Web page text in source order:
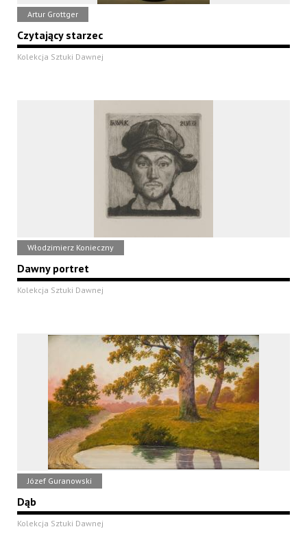
Artur Grottger
Czytający starzec
Kolekcja Sztuki Dawnej
Włodzimierz Konieczny
Dawny portret
Kolekcja Sztuki Dawnej
Józef Guranowski
Dąb
Kolekcja Sztuki Dawnej